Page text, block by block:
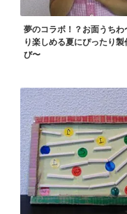
夢のコラボ！？お面うちわ
り楽しめる夏にぴったり製
び〜